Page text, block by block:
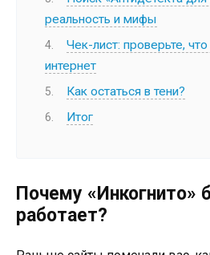
реальность и мифы
Чек-лист: проверьте,
интернет
Как остаться в тени?
Итог
Почему «Инкогнито»
работает?